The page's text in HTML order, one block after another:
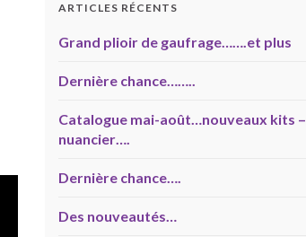
ARTICLES RÉCENTS
Grand plioir de gaufrage…….et plus
Dernière chance……..
Catalogue mai-août…nouveaux kits –
nuancier….
Dernière chance….
Des nouveautés…